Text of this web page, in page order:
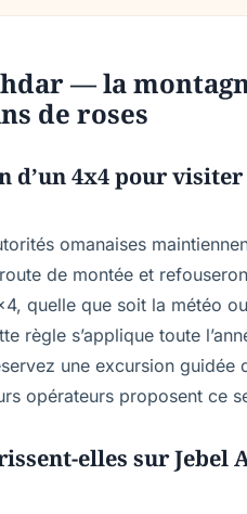
— la
de roses
d’un 4x4 pour visiter
omanaises
de montée et
quelle que soit la météo
règle s’applique toute
une excursion guidée
opérateurs proposent ce
elles sur Jebel